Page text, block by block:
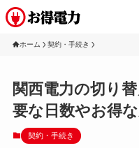
ホーム 契約・手続き
関西電力の切り
要な日数やお得
契約・手続き